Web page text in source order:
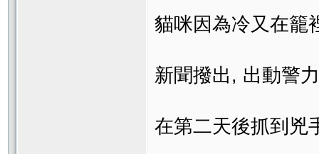
貓咪因為冷又在籠
新聞撥出, 出動警
在第二天後抓到兇